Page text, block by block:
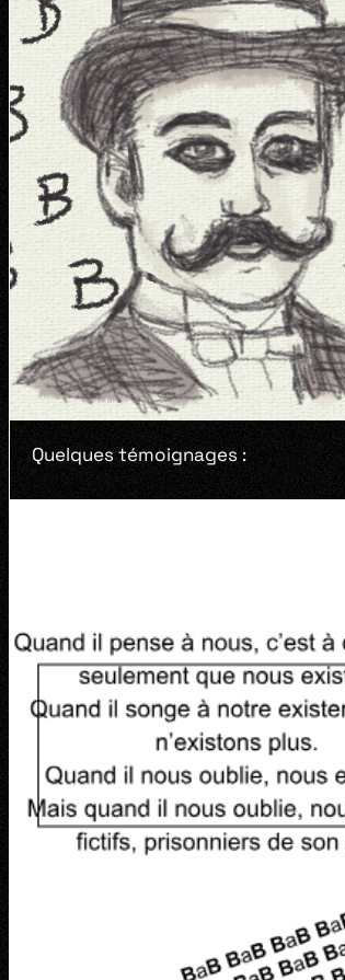
Quelques témoignages :